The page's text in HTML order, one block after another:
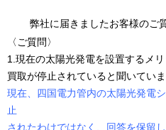
弊社に届きましたお客様のご
〈ご質問〉
1.現在の太陽光発電を設置するメ
買取が停止されていると聞いてい
現在、四国電力管内の太陽光発電
止
されたわけではなく、回答を保留し